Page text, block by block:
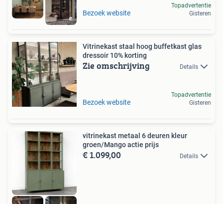
Bezoek website
Topadvertentie
Gisteren
Vitrinekast staal hoog buffetkast glas
dressoir 10% korting
Zie omschrijving Details
Bezoek website
Topadvertentie
Gisteren
vitrinekast metaal 6 deuren kleur
groen/Mango actie prijs
€ 1.099,00 Details